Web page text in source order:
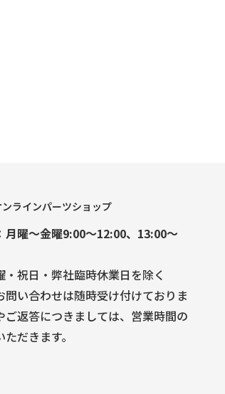
ンラインパーツショップ
曜～金曜9:00～12:00、13:00～
祝日・弊社臨時休業日を除く
い合わせは随時受け付けておりま
ご返答につきましては、営業時間の
だきます。